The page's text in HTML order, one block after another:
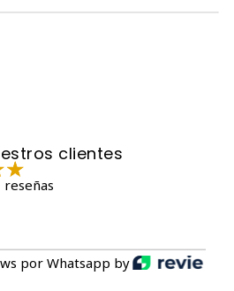
clientes
por Whatsapp by